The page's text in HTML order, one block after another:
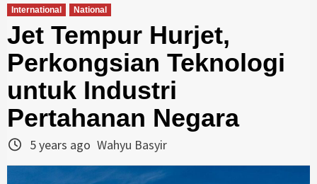
International National
Jet Tempur Hurjet,
Perkongsian Teknologi
untuk Industri
Pertahanan Negara
5 years ago Wahyu Basyir